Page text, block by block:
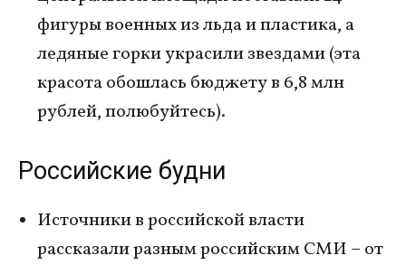
фигуры военных из льда и пластика, а
ледяные горки украсили звездами (эта
красота обошлась бюджету в 6,8 млн
рублей, полюбуйтесь).
Российские будни
Источники в российской власти
рассказали разным российским СМИ – от